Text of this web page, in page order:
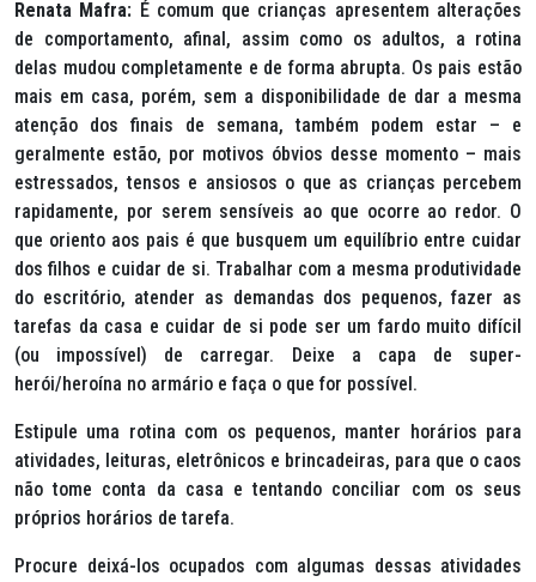
Renata Mafra: É comum que crianças apresentem alterações
de comportamento, afinal, assim como os adultos, a rotina
delas mudou completamente e de forma abrupta. Os pais estão
mais em casa, porém, sem a disponibilidade de dar a mesma
atenção dos finais de semana, também podem estar – e
geralmente estão, por motivos óbvios desse momento – mais
estressados, tensos e ansiosos o que as crianças percebem
rapidamente, por serem sensíveis ao que ocorre ao redor. O
que oriento aos pais é que busquem um equilíbrio entre cuidar
dos filhos e cuidar de si. Trabalhar com a mesma produtividade
do escritório, atender as demandas dos pequenos, fazer as
tarefas da casa e cuidar de si pode ser um fardo muito difícil
(ou impossível) de carregar. Deixe a capa de super-
herói/heroína no armário e faça o que for possível.
Estipule uma rotina com os pequenos, manter horários para
atividades, leituras, eletrônicos e brincadeiras, para que o caos
não tome conta da casa e tentando conciliar com os seus
próprios horários de tarefa.
Procure deixá-los ocupados com algumas dessas atividades